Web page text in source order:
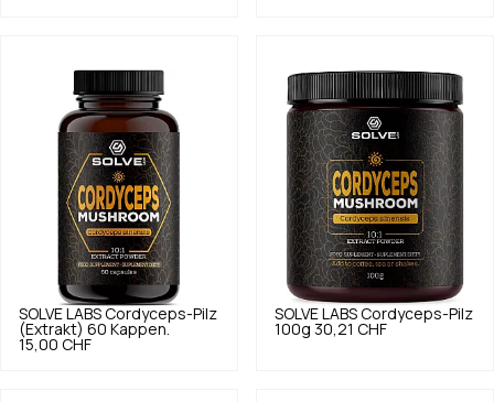
SOLVE LABS Cordyceps-Pilz
(Extrakt) 60 Kappen.
15,00 CHF
SOLVE LABS Cordyceps-Pilz
100g 30,21 CHF